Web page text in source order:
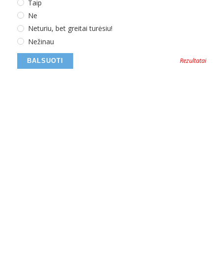
Taip
Ne
Neturiu, bet greitai turėsiu!
Nežinau
Rezultatai